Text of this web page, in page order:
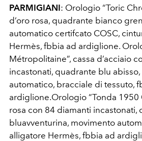
PARMIGIANI: Orologio “Toric
d’oro rosa, quadrante bianco
automatico certifcato COSC,
Hermès, fbbia ad ardiglione.
Métropolitaine”, cassa d’acciaio
incastonati, quadrante blu
automatico, bracciale di tessuto,
ardiglione.Orologio “Tonda 1950
rosa con 84 diamanti incastonati,
bluavventurina, movimento
alligatore Hermès, fbbia ad